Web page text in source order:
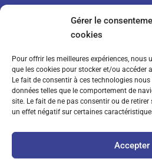
Gérer le
cookies
Pour offrir les meilleures expériences, nous
que les cookies pour stocker et/ou accéder
Le fait de consentir à ces technologies
données telles que le comportement de
site. Le fait de ne pas consentir ou de
un effet négatif sur certaines
Accepter